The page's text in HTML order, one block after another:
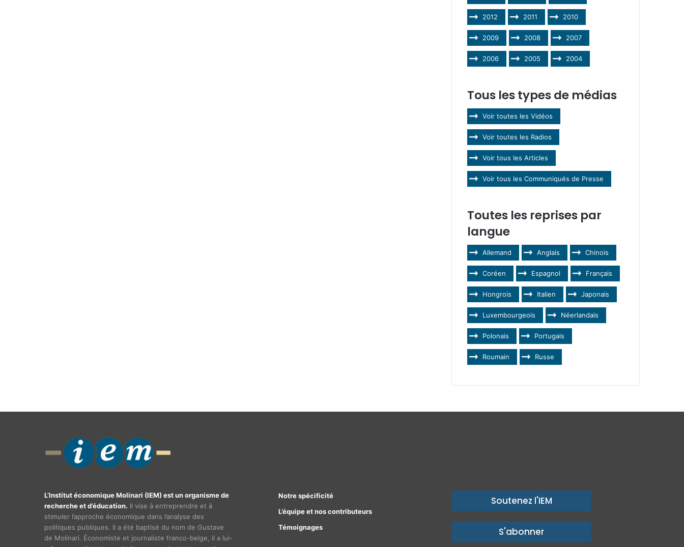
2012 2011 2010
2009 2008 2007
2006 2005 2004
Tous les types de médias
Voir toutes les Vidéos
Voir toutes les Radios
Voir tous les Articles
Voir tous les Communiqués de Presse
Toutes les reprises par
langue
Allemand Anglais Chinois
Coréen Espagnol Français
Hongrois Italien Japonais
Luxembourgeois Néerlandais
Polonais Portugais
Roumain Russe
L’Institut économique Molinari (IEM) est un organisme de
recherche et d’éducation. Il vise à entreprendre et à
stimuler l’approche économique dans l’analyse des
politiques publiques. Il a été baptisé du nom de Gustave
de Molinari. Économiste et journaliste franco-belge, il a lui-
Notre spécificité
L’équipe et nos contributeurs
Témoignages
Soutenez l'IEM
S'abonner